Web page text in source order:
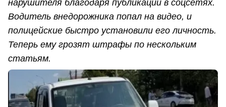
нарушителя благодаря публикации в соцсетях.
Водитель внедорожника попал на видео, и
полицейские быстро установили его личность.
Теперь ему грозят штрафы по нескольким
статьям.